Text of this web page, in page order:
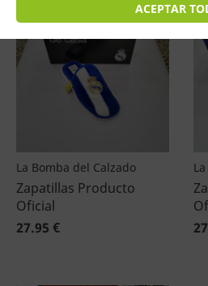
ACEPTAR
La Bomba del Calzado
Zapatillas Producto
Oficial
27.95 €